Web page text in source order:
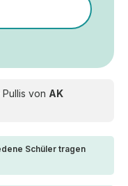
Pullis von AK
Schüler tragen